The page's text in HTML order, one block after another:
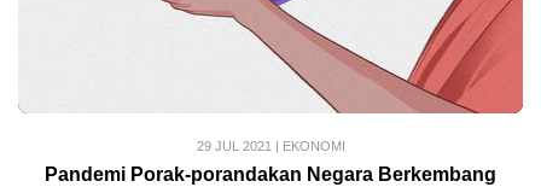
29 JUL 2021 | EKONOMI
Pandemi Porak-porandakan Negara Berkembang